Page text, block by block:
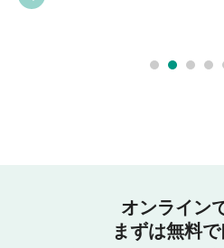
オンライン
まずは無料